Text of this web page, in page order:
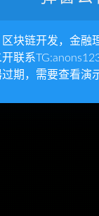
块链开发，金融
联系
期，需要查看演